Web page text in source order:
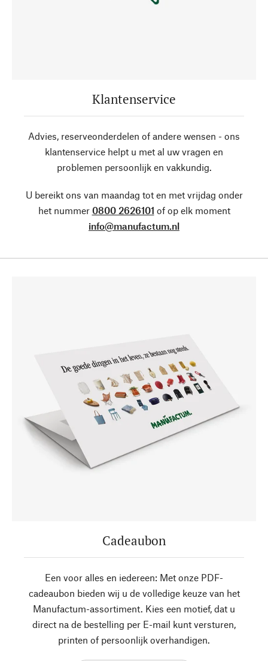
Klantenservice
Advies, reserveonderdelen of andere wensen - ons
klantenservice helpt u met al uw vragen en
problemen persoonlijk en vakkundig.
U bereikt ons van maandag tot en met vrijdag onder
het nummer 0800 2626101 of op elk moment
info@manufactum.nl
Cadeaubon
Een voor alles en iedereen: Met onze PDF-
cadeaubon bieden wij u de volledige keuze van het
Manufactum-assortiment. Kies een motief, dat u
direct na de bestelling per E-mail kunt versturen,
printen of persoonlijk overhandigen.